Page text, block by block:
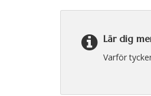
Lär dig
Varför